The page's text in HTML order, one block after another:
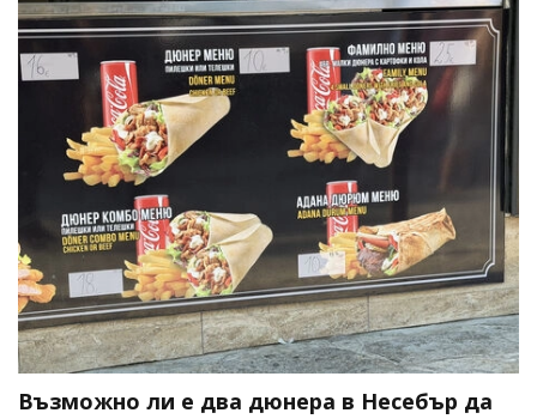
Възможно ли е два дюнера в Несебър да